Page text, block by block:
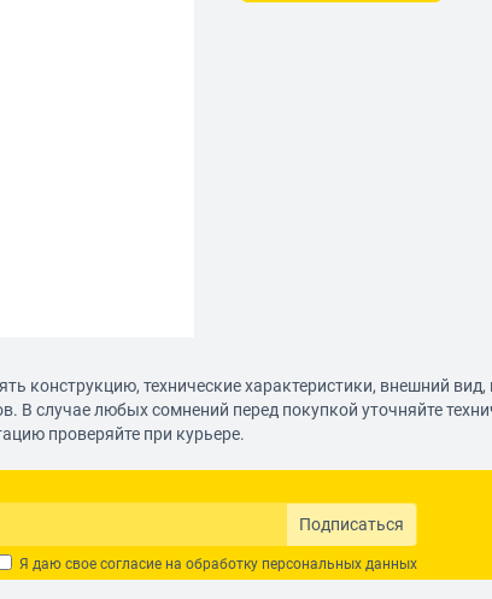
конструкцию, технические характеристики, внешний
В случае любых сомнений перед покупкой уточняйте
проверяйте при курьере.
Подписаться
Я даю свое согласие на обработку персональных данных